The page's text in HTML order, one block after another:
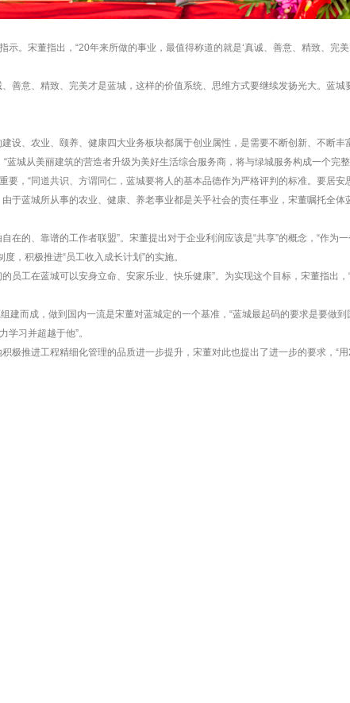
。宋董指出，“20年来所做的事业，最值得称道的就是‘真诚、善意、精致、完
善意、精致、完美才是蓝城， 这样的价值系统、思维方式要继续发扬光大。蓝
设、农业、颐养、健康四大业务板块都属于创业属性，是需要不断创新、不断
城从美丽建筑的营造者升级为美好生活综合服务商，将与绿城服务构成一个完整
要，“同道共识、方谓同仁，蓝城要将人的基本品德作为严格评判的标准。要居
于蓝城所从事的农业、健康、养老事业都是关乎社会的责任事业，宋董嘱托全体
在的、靠谱的工作者联盟”。宋董提出对于企业利润应该是“共享”的概念，“作为
，积极推进“员工收入成长计划”的实施。
员工在蓝城可以安身立命、安家乐业、快乐健康”。为实现这个目标，宋董指出，
建而成，做到国内一流是宋董对蓝城定的一个基准，“蓝城最起码的要求是要做
习并超越于他”。
极推进工程精细化管理的品质进一步提升，宋董对此也提出了进一步的要求，“